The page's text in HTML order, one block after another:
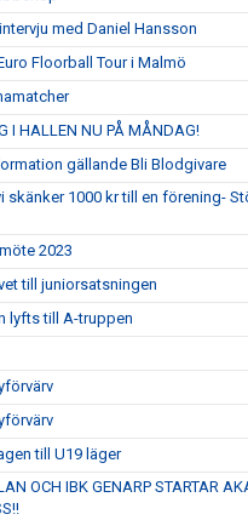
med Daniel Hansson
Floorball Tour i Malmö
I HALLEN NU PÅ MÅNDAG!
gällande Bli Blodgivare
skänker 1000 kr till en förening-
2023
till juniorsatsningen
lyfts till A-truppen
till U19 läger
OCH IBK GENARP STARTAR